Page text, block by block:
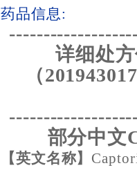
药品信息:
详细处
（
部分中文
【英文名称】